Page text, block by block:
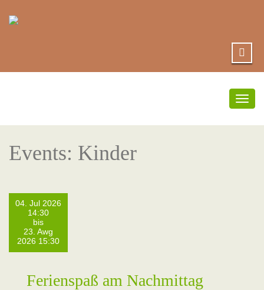
Events: Kinder
04. Jul 2026
14:30
bis
23. Awg
2026 15:30
Ferienspaß am Nachmittag